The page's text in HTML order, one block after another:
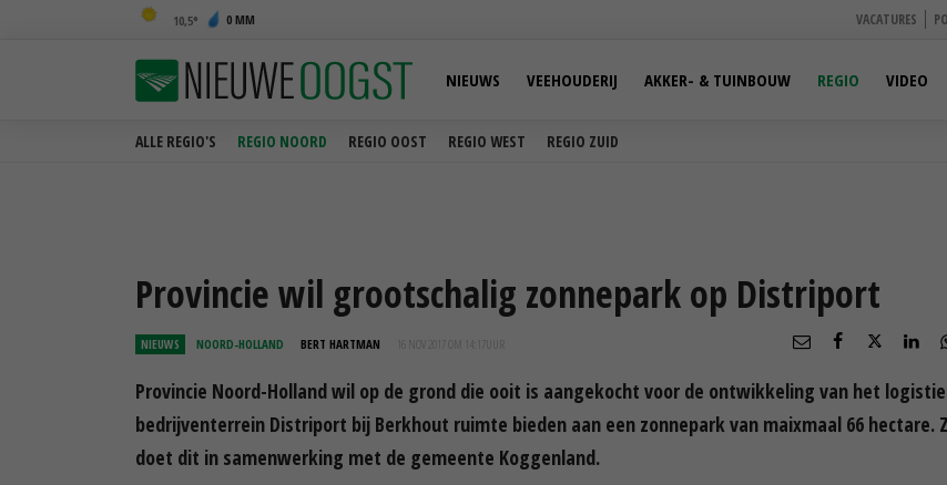
10,5 0 MM VACATURES
ALLE REGIO'S REGIO NOORD REGIO OOST REGIO WEST REGIO ZUID
NIEUWS VEEHOUDERIJ AKKER- & TUINBOUW REGIO VIDEO
Provincie wil grootschalig zonnepark op Distriport
NIEUWS NOORD-HOLLAND BERT HARTMAN 16 NOV 2017 OM 14:17
Provincie Noord-Holland wil op de grond die ooit is aangekocht voor de ontwikkeling van het
bedrijventerrein Distriport bij Berkhout ruimte bieden aan een zonnepark van maixmaal 66 hectare.
doet dit in samenwerking met de gemeente Koggenland.